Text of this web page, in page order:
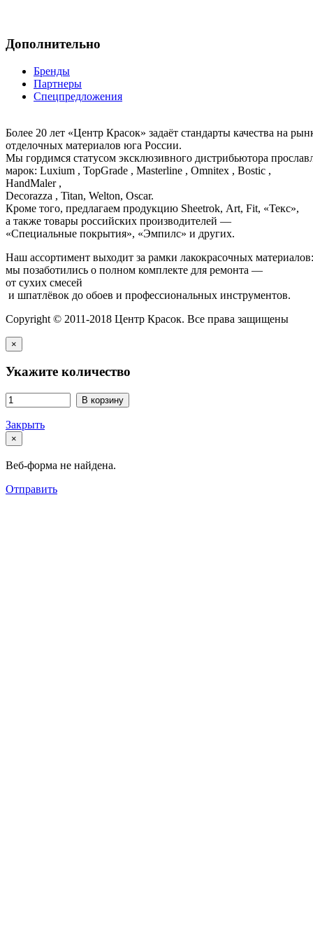
Дополнительно
Бренды
Партнеры
Спецпредложения
Более 20 лет «Центр Красок» задаёт стандарты качества на
отделочных материалов юга России.
Мы гордимся статусом эксклюзивного дистрибьютора
марок: Luxium , TopGrade , Masterline , Omnitex , Bostic ,
HandMaler ,
Decorazza , Titan, Welton, Oscar.
Кроме того, предлагаем продукцию Sheetrok, Art, Fit, «Текс»,
а также товары российских производителей —
«Специальные покрытия», «Эмпилс» и других.
Наш ассортимент выходит за рамки лакокрасочных
мы позаботились о полном комплекте для ремонта —
от сухих смесей
и шпатлёвок до обоев и профессиональных инструментов.
Copyright © 2011-2018 Центр Красок. Все права защищены
×
Укажите количество
В корзину
Закрыть
×
Веб-форма не найдена.
Отправить